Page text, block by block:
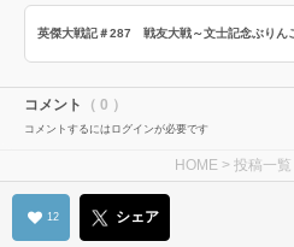
コメント （ 0 ）
コメントするにはログインが必要です
HOME > 投稿一覧
12 シェア